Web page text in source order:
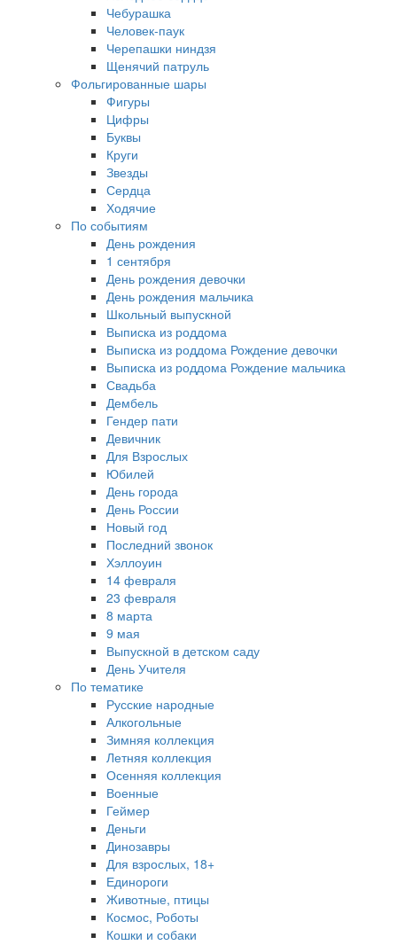
Чебурашка
Человек-паук
Черепашки ниндзя
Щенячий патруль
Фольгированные шары
Фигуры
Цифры
Буквы
Круги
Звезды
Сердца
Ходячие
По событиям
День рождения
1 сентября
День рождения девочки
День рождения мальчика
Школьный выпускной
Выписка из роддома
Выписка из роддома Рождение девочки
Выписка из роддома Рождение мальчика
Свадьба
Дембель
Гендер пати
Девичник
Для Взрослых
Юбилей
День города
День России
Новый год
Последний звонок
Хэллоуин
14 февраля
23 февраля
8 марта
9 мая
Выпускной в детском саду
День Учителя
По тематике
Русские народные
Алкогольные
Зимняя коллекция
Летняя коллекция
Осенняя коллекция
Военные
Геймер
Деньги
Динозавры
Для взрослых, 18+
Единороги
Животные, птицы
Космос, Роботы
Кошки и собаки